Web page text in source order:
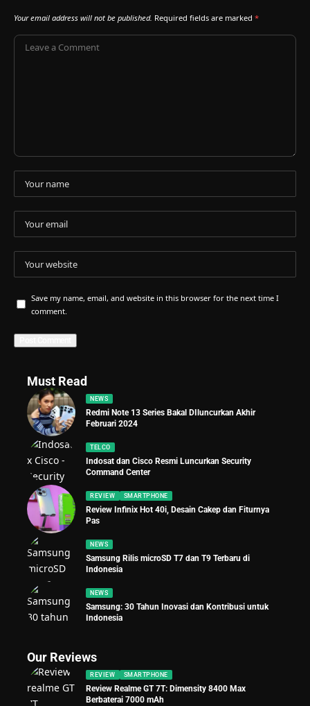
Your email address will not be published. Required fields are marked *
Save my name, email, and website in this browser for the next time I
comment.
Must Read
NEWS
Redmi Note 13 Series Bakal DIluncurkan Akhir
Februari 2024
TELCO
Indosat dan Cisco Resmi Luncurkan Security
Command Center
REVIEW SMARTPHONE
Review Infinix Hot 40i, Desain Cakep dan Fiturnya
Pas
NEWS
Samsung Rilis microSD T7 dan T9 Terbaru di
Indonesia
NEWS
Samsung: 30 Tahun Inovasi dan Kontribusi untuk
Indonesia
Our Reviews
REVIEW SMARTPHONE
Review Realme GT 7T: Dimensity 8400 Max
Berbaterai 7000 mAh